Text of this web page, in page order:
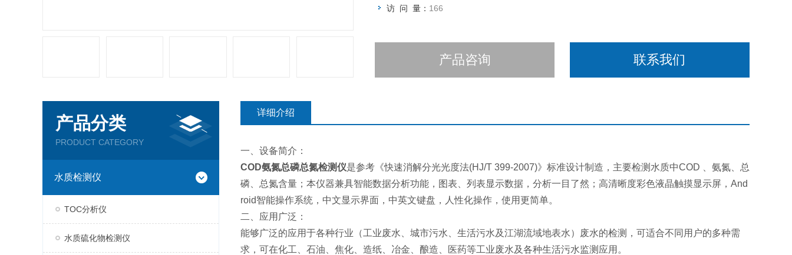
访 问 量： 166
产品咨询 联系我们
产品分类
PRODUCT CATEGORY
水质检测仪
TOC分析仪
水质硫化物检测仪
详细介绍
一、设备简介：
COD氨氮总磷总氮检测仪是参考《快速消解分光光度法(HJ/T 399-2007)》标准设计制造，主要检测水质中COD 、氨氮、总
磷、总氮含量；本仪器兼具智能数据分析功能，图表、列表显示数据，分析一目了然；高清晰度彩色液晶触摸显示屏，And
roid智能操作系统，中文显示界面，中英文键盘，人性化操作，使用更简单。
二、应用广泛：
能够广泛的应用于各种行业（工业废水、城市污水、生活污水及江湖流域地表水）废水的检测，可适合不同用户的多种需
求，可在化工、石油、焦化、造纸、冶金、酿造、医药等工业废水及各种生活污水监测应用。